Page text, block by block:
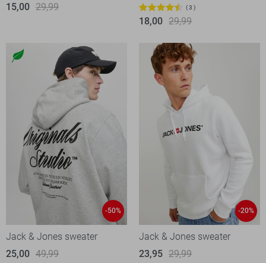
15,00 29,99 3
18,00 29,99
-50%
Jack & Jones sweater
25,00 49,99
-20%
Jack & Jones sweater
23,95 29,99